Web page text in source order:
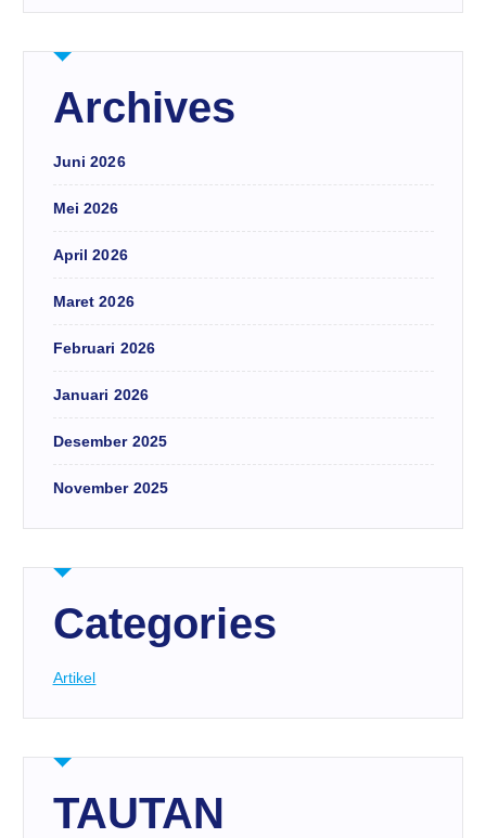
Archives
Juni 2026
Mei 2026
April 2026
Maret 2026
Februari 2026
Januari 2026
Desember 2025
November 2025
Categories
Artikel
TAUTAN